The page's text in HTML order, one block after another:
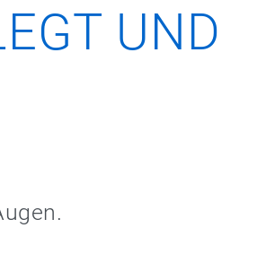
UND